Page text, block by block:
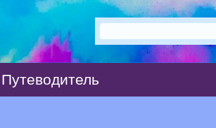
Путеводитель